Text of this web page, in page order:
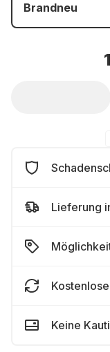
Brandneu
Lieferung
Keine